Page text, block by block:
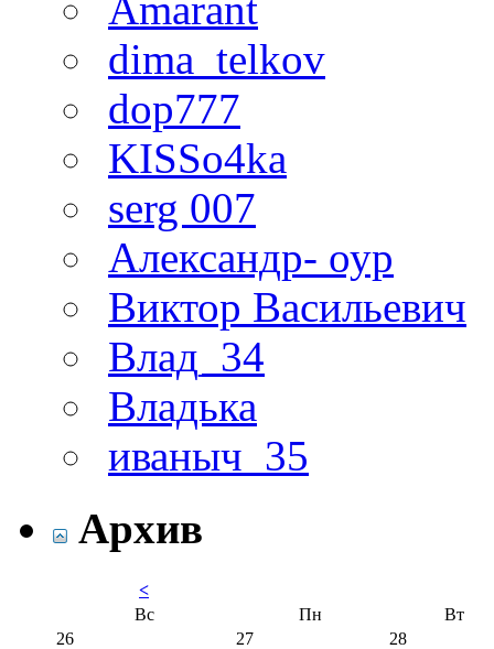
dima_telkov
dop777
KISSo4ka
serg 007
Александр- оур
Виктор Васильевич
Влад_34
Владька
иваныч_35
Архив
<
Вс
Пн
Вт
26
27
28